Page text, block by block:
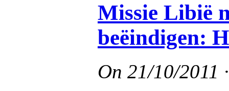
Missie Libië
beëindigen:
On 21/10/2011